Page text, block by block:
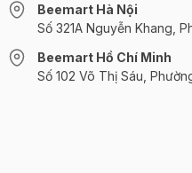
Beemart Hà Nội
Số 321A Nguyễn Khang,
Beemart Hồ Chí Minh
Số 102 Võ Thị Sáu,